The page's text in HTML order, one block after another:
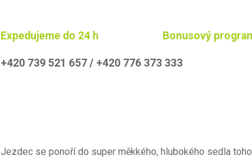
Expedujeme do 24 h Bonusový
+420 739 521 657 / +420 776 373 333
Jezdec se ponoří do super měkkého, hlubokého sedla